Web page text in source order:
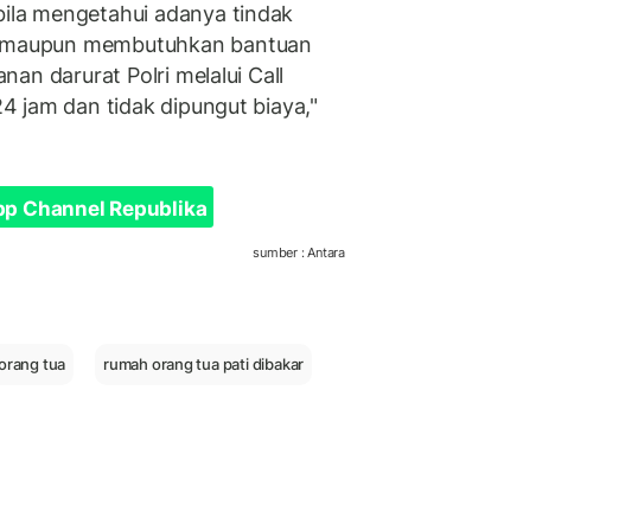
mengetahui adanya tindak
membutuhkan bantuan
darurat Polri melalui Call
jam dan tidak dipungut biaya,"
Channel Republika
sumber : Antara
tua rumah orang tua pati dibakar